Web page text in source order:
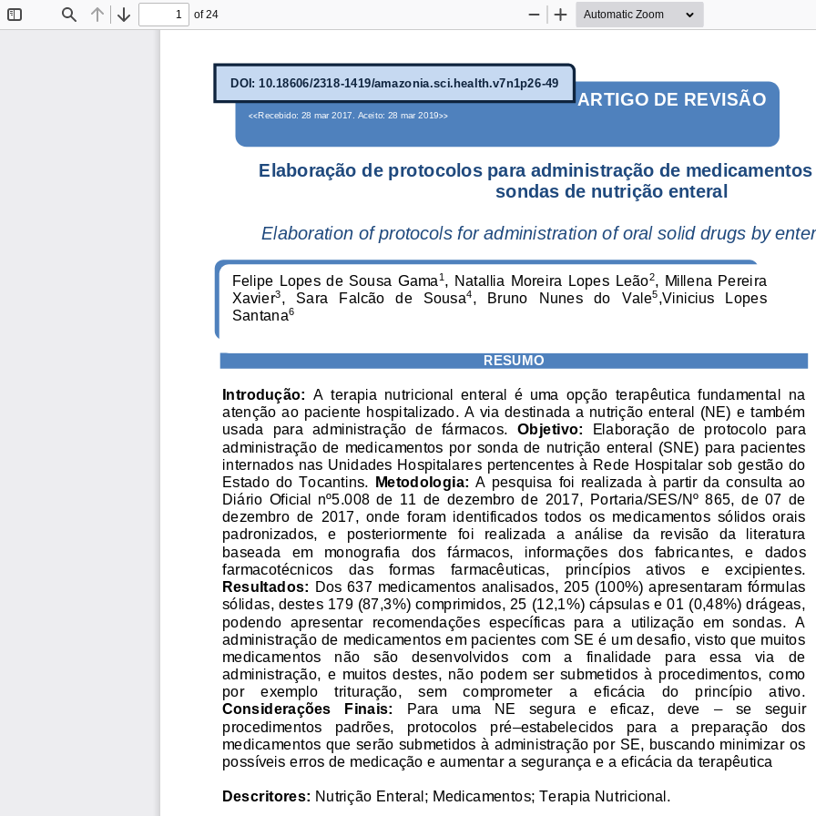
Find Previous
Next
of 24
Zoom
Zoom
ARTIGO DE REVISÃO
<<Recebido: 28 mar 2017. Aceito: 28 mar 2019>>
DOI: 10.18606/2318-1419/amazonia.sci.health.v7n1p26-49
Elaboração de protocolos para administração de
sondas de nutrição enteral
Elaboration of protocols for administration of oral solid drugs by
RESUMO
Introdução: A  terapia  nutricional  enteral  é  uma  opção  terapêutica  fundamental  na
atenção ao paciente hospitalizado. A via destinada a nutrição enteral (NE) e também
usada  para  administração  de  fármacos.
Objetivo:
Elaboração  de  protocolo  para
administração  de  medicamentos  por  sonda  de  nutrição  enteral  (SNE)  para  pacientes
internados nas Unidades Hospitalares pertencentes à Rede Hospitalar sob gestão do
Estado  do  Tocantins.
Metodologia: A  pesquisa  foi  realizada  à  partir  da  consulta  ao
Diário  Oficial  nº5.008  de  11  de  dezembro  de  2017,  Portaria/SES/Nº  865,  de  07  de
dezembro  de  2017,  onde  foram  identificados  todos  os  medicamentos  sólidos  orais
padronizados,  e  posteriormente  foi  realizada  a  análise  da  revisão  da  literatura
baseada   em   monografia   dos   fármacos,   informações   dos   fabrica ntes,   e   dados
farmacotécnicos    das    formas    farmacêuticas,    princípios    ativos    e    excipientes.
Resultados: Dos 637 medicamentos analisados, 205 (100%) apresentaram fórmulas
sólidas, destes 179 (87,3%) comprimidos, 25 (12,1%) cápsulas e 01 (0,48%) drágeas,
podendo  apresentar  recomendações  específicas  para  a  utilização  em  sondas.  A
administração de medicamentos em pacientes com SE é um desafio, visto que muitos
medicamentos   não   são   desenvolvidos   com   a   finalidade   para   essa   via   de
administração,  e  muitos  destes,  não podem  ser  submetidos  à  procedimentos,  como
por    exemplo    trituração,    sem    comprometer    a    eficácia    do    princípio    ativo.
Considerações   Finais:
Para   uma   NE   segura   e   eficaz,   deve –
se   seguir
procedimentos   padrões,   protocolos   pré–estabelecidos   para   a   preparação   dos
medicamentos que serão submetidos à administração por SE, buscando minimizar os
possíveis erros de medicação e aumentar a segurança e a eficácia da terapêutica
Descritores: Nutrição Enteral; Medicamentos; Terapia Nutricional.
Felipe  Lopes  de Sousa  Gama 1,  Natallia  Moreira  Lopes Leão2,  Millena  Pereira
Xavier3 ,   Sara   Falcão   de   Sousa4 ,   Bruno   Nunes   do   Vale5 ,Vinicius   Lopes
Santana6